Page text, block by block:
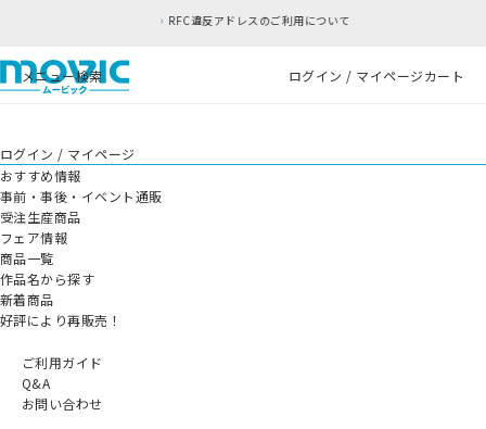
RFC違反アドレスのご利用について
メニュー検索 ログイン / マイページカート
ログイン / マイページ
おすすめ情報
事前・事後・イベント通販
受注生産商品
フェア情報
商品一覧
作品名から探す
新着商品
好評により再販売！
ご利用ガイド
Q&A
お問い合わせ